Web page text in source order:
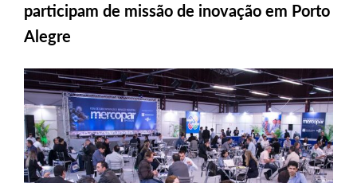
participam de missão de inovação em Porto
Alegre